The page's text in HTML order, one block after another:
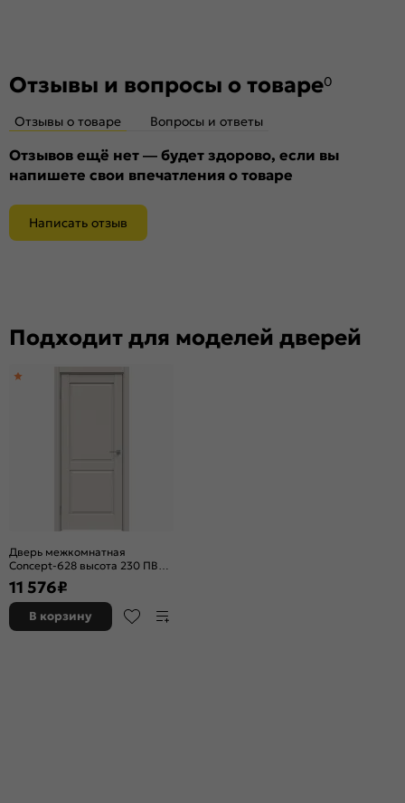
Отзывы и вопросы о товаре0
Отзывы о товаре Вопросы и ответы
Отзывов ещё нет — будет здорово, если вы
напишете свои впечатления о товаре
Написать отзыв
Подходит для моделей дверей
Дверь межкомнатная
Concept-628 высота 230 ПВХ
Лайт грей, глухая, без кромки,
царговая
11 576₽
В корзину